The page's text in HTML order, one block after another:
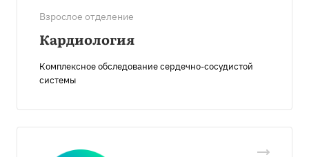
Взрослое отделение
Кардиология
Комплексное обследование сердечно-сосудистой
системы